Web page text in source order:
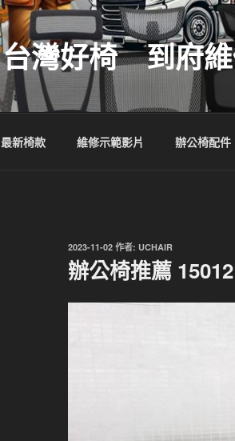
台灣好椅 到府
最新椅款 維修示範影片 辦公椅配件
發
佈
於
2023-11-02 作者: UCHAIR
辦公椅推薦